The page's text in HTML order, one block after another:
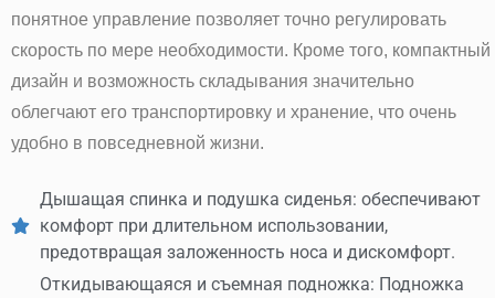
понятное управление позволяет точно регулировать
скорость по мере необходимости. Кроме того, компактный
дизайн и возможность складывания значительно
облегчают его транспортировку и хранение, что очень
удобно в повседневной жизни.
Дышащая спинка и подушка сиденья: обеспечивают
комфорт при длительном использовании,
предотвращая заложенность носа и дискомфорт.
Откидывающаяся и съемная подножка: Подножка